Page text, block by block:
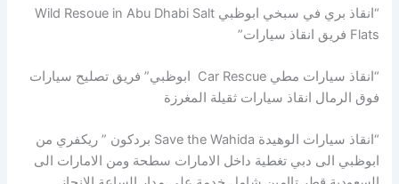
“انقاذ بري في سبخي ابوظبي Wild Resoue in Abu Dhabi Salt
Flats فريق انقاذ سيارات”
“انقاذ سيارات مطي Car Rescue ابوظبي” فريق تصليح سيارات
فوق الرمال انقاذ سيارات ثقيلة المغرزة
“انقاذ سيارات الوهيدة Save the Wahida بردكون ” ريكفري من
ابوظبي الى دبي تغطية داخل الامارات سطحة ومن الامارات الى